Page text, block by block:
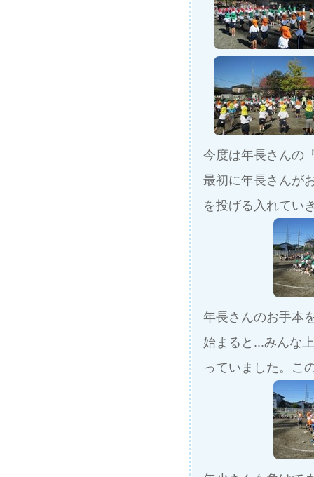
今度は年長さんの
最初に年長さんが
を投げる入れてい
年長さんのお手本
始まると...みんな
っていました。こ